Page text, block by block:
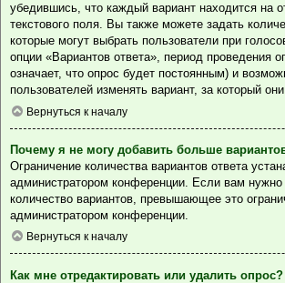
убедившись, что каждый вариант находится на
текстового поля. Вы также можете задать
которые могут выбрать пользователи при
опции «Вариантов ответа», период проведения
означает, что опрос будет постоянным) и
пользователей изменять вариант, за который
Вернуться к началу
Почему я не могу добавить больше
Ограничение количества вариантов ответа
администратором конференции. Если вам нужно
количество вариантов, превышающее это
администратором конференции.
Вернуться к началу
Как мне отредактировать или удалить опрос?